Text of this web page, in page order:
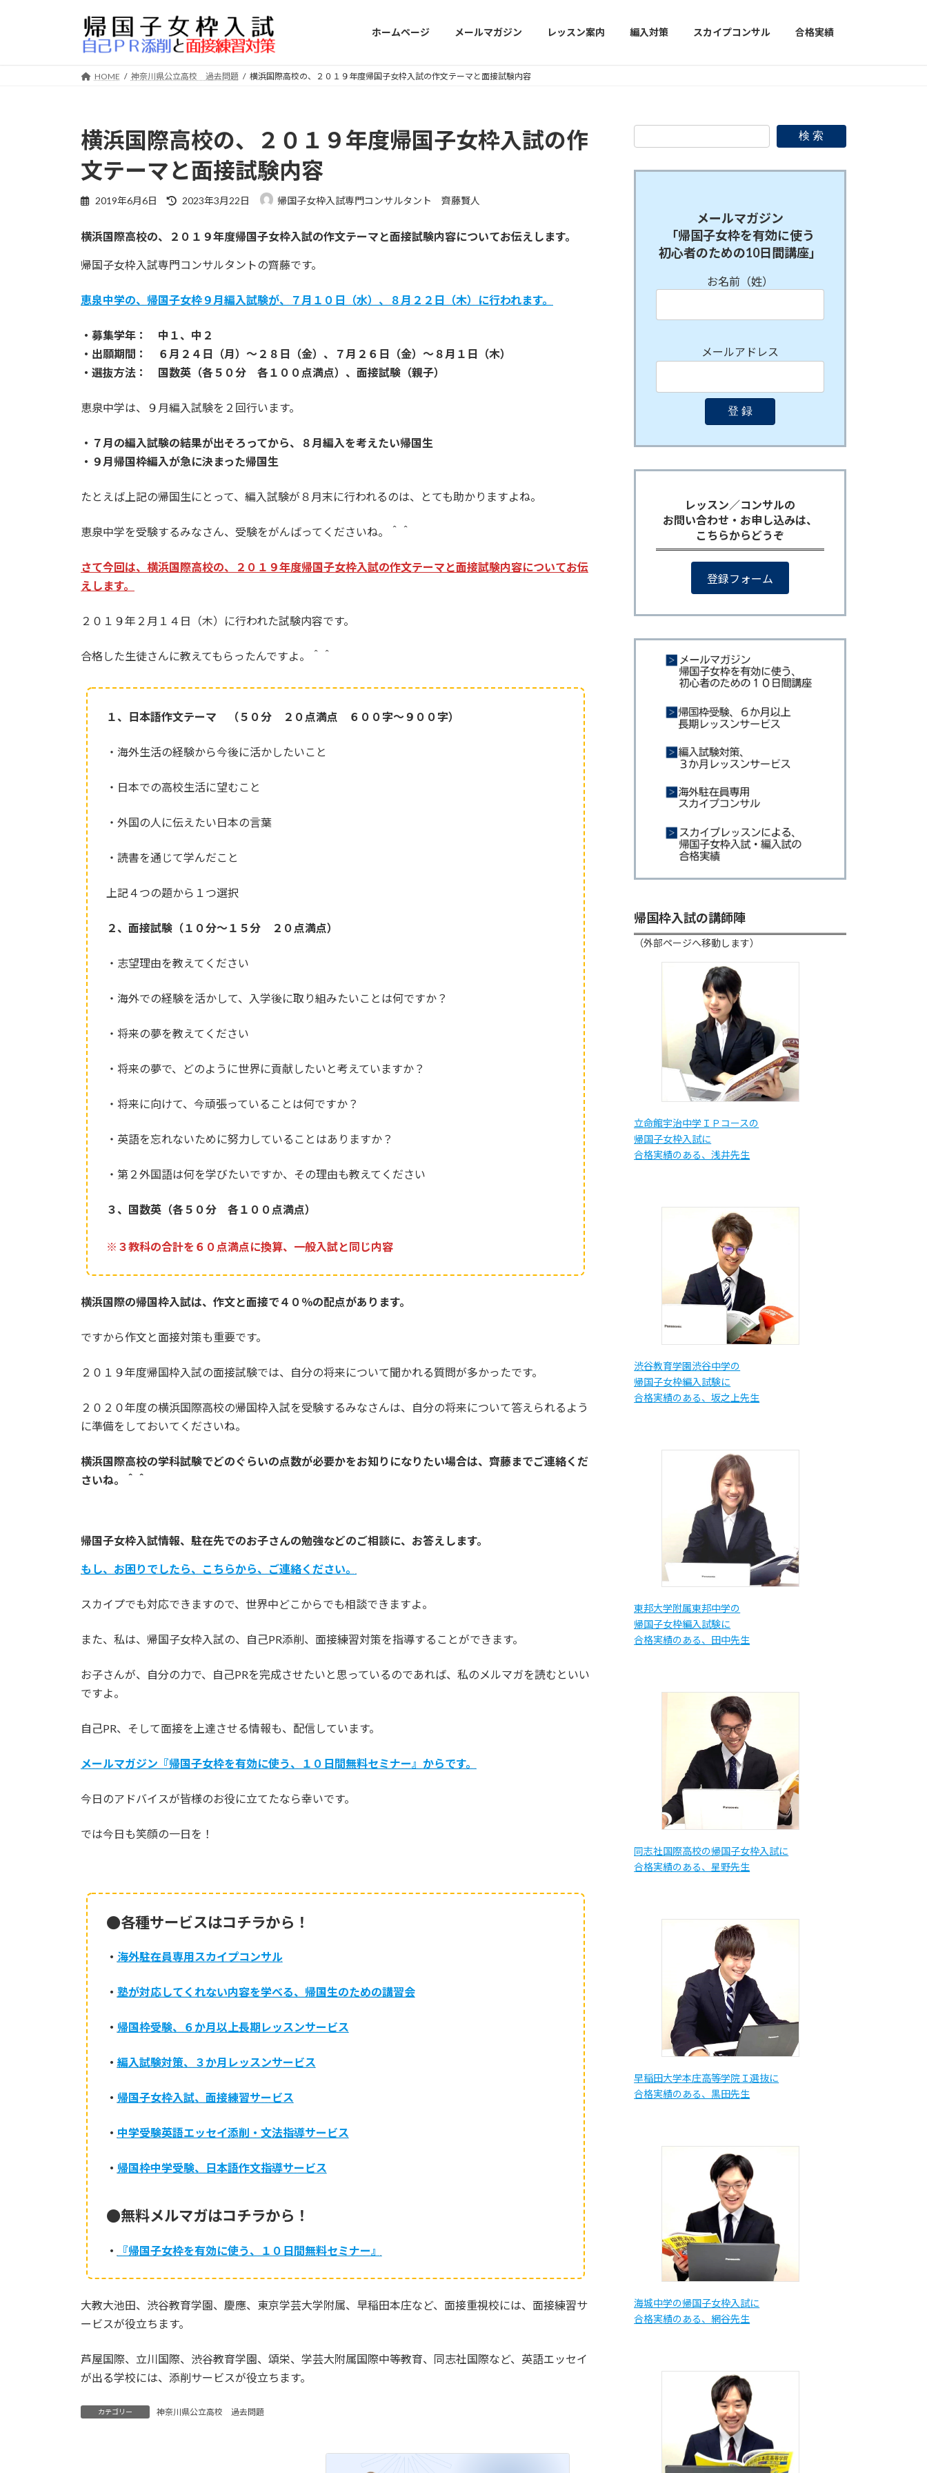
ホームページ メールマガジン レッスン案内 編入対策 スカイプコンサル 合格実績
HOME 神奈川県公立高校 過去問題 横浜国際高校の、２０１９年度帰国子女枠入試の作文テーマと面接試験内容
横浜国際高校の、２０１９年度帰国子女枠入試の作
文テーマと面接試験内容
2019年6月6日
最
新
時
2023年3月22日 帰国子女枠入試専門コンサルタント 齊藤賢人
横浜国際高校の、２０１９年度帰国子女枠入試の作文テーマと面接試験内容についてお伝えします。
帰国子女枠入試専門コンサルタントの齊藤です。
恵泉中学の、帰国子女枠９月編入試験が、７月１０日（水）、８月２２日（木）に行われます。
・募集学年： 中１、中２
・出願期間： ６月２４日（月）～２８日（金）、７月２６日（金）～８月１日（木）
・選抜方法： 国数英（各５０分 各１００点満点）、面接試験（親子）
恵泉中学は、９月編入試験を２回行います。
・７月の編入試験の結果が出そろってから、８月編入を考えたい帰国生
・９月帰国枠編入が急に決まった帰国生
たとえば上記の帰国生にとって、編入試験が８月末に行われるのは、とても助かりますよね。
恵泉中学を受験するみなさん、受験をがんばってくださいね。＾＾
さて今回は、横浜国際高校の、２０１９年度帰国子女枠入試の作文テーマと面接試験内容についてお伝
えします。
２０１９年２月１４日（木）に行われた試験内容です。
合格した生徒さんに教えてもらったんですよ。＾＾
１、日本語作文テーマ （５０分 ２０点満点 ６００字～９００字）
・海外生活の経験から今後に活かしたいこと
・日本での高校生活に望むこと
・外国の人に伝えたい日本の言葉
・読書を通じて学んだこと
上記４つの題から１つ選択
２、面接試験（１０分～１５分 ２０点満点）
・志望理由を教えてください
・海外での経験を活かして、入学後に取り組みたいことは何ですか？
・将来の夢を教えてください
・将来の夢で、どのように世界に貢献したいと考えていますか？
・将来に向けて、今頑張っていることは何ですか？
・英語を忘れないために努力していることはありますか？
・第２外国語は何を学びたいですか、その理由も教えてください
３、国数英（各５０分 各１００点満点）
※３教科の合計を６０点満点に換算、一般入試と同じ内容
横浜国際の帰国枠入試は、作文と面接で４０％の配点があります。
ですから作文と面接対策も重要です。
２０１９年度帰国枠入試の面接試験では、自分の将来について聞かれる質問が多かったです。
２０２０年度の横浜国際高校の帰国枠入試を受験するみなさんは、自分の将来について答えられるよう
に準備をしておいてくださいね。
横浜国際高校の学科試験でどのぐらいの点数が必要かをお知りになりたい場合は、齊藤までご連絡くだ
さいね。＾＾
帰国子女枠入試情報、駐在先でのお子さんの勉強などのご相談に、お答えします。
もし、お困りでしたら、こちらから、ご連絡ください。
スカイプでも対応できますので、世界中どこからでも相談できますよ。
また、私は、帰国子女枠入試の、自己PR添削、面接練習対策を指導することができます。
お子さんが、自分の力で、自己PRを完成させたいと思っているのであれば、私のメルマガを読むといい
ですよ。
自己PR、そして面接を上達させる情報も、配信しています。
メールマガジン『帰国子女枠を有効に使う、１０日間無料セミナー』からです。
今日のアドバイスが皆様のお役に立てたなら幸いです。
では今日も笑顔の一日を！
●各種サービスはコチラから！
・ 海外駐在員専用スカイプコンサル
・ 塾が対応してくれない内容を学べる、帰国生のための講習会
・ 帰国枠受験、６か月以上長期レッスンサービス
・ 編入試験対策、３か月レッスンサービス
・ 帰国子女枠入試、面接練習サービス
・ 中学受験英語エッセイ添削・文法指導サービス
・ 帰国枠中学受験、日本語作文指導サービス
●無料メルマガはコチラから！
・ 『帰国子女枠を有効に使う、１０日間無料セミナー』
大教大池田、渋谷教育学園、慶應、東京学芸大学附属、早稲田本庄など、面接重視校には、面接練習サ
ービスが役立ちます。
芦屋国際、立川国際、渋谷教育学園、頌栄、学芸大附属国際中等教育、同志社国際など、英語エッセイ
が出る学校には、添削サービスが役立ちます。
カテゴリー 神奈川県公立高校 過去問題
検 索
メールマガジン
「帰国子女枠を有効に使う
初心者のための10日間講座」
お名前（姓）
メールアドレス
レッスン／コンサルの
お問い合わせ・お申し込みは、
こちらからどうぞ
登録フォーム
帰国枠入試の講師陣
（外部ページへ移動します）
立命館宇治中学ＩＰコースの
帰国子女枠入試に
合格実績のある、浅井先生
渋谷教育学園渋谷中学の
帰国子女枠編入試験に
合格実績のある、坂之上先生
東邦大学附属東邦中学の
帰国子女枠編入試験に
合格実績のある、田中先生
同志社国際高校の帰国子女枠入試に
合格実績のある、星野先生
早稲田大学本庄高等学院Ｉ選抜に
合格実績のある、黒田先生
海城中学の帰国子女枠入試に
合格実績のある、網谷先生